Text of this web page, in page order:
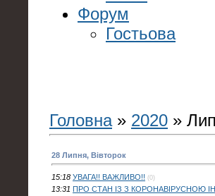
Форум
Гостьова
Головна» 2020 »
28 Липня, Вівторок
15:18 УВАГА!! ВАЖЛИВО!! (0)
13:31 ПРО СТАН ІЗ З КОРОНАВІРУСНОЮ